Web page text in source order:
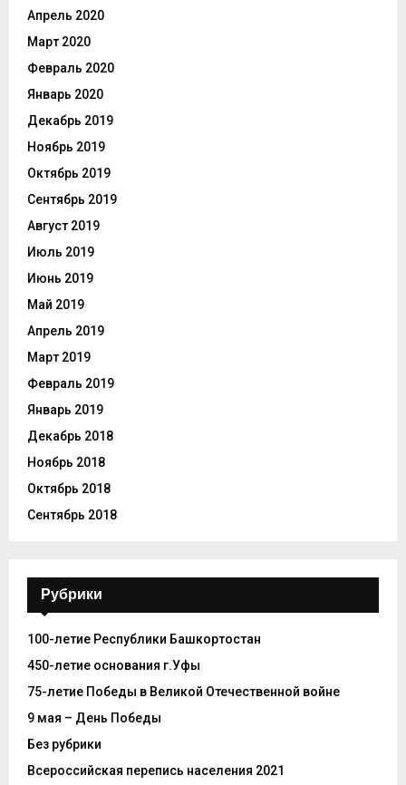
Апрель 2020
Март 2020
Февраль 2020
Январь 2020
Декабрь 2019
Ноябрь 2019
Октябрь 2019
Сентябрь 2019
Август 2019
Июль 2019
Июнь 2019
Май 2019
Апрель 2019
Март 2019
Февраль 2019
Январь 2019
Декабрь 2018
Ноябрь 2018
Октябрь 2018
Сентябрь 2018
Рубрики
100-летие Республики Башкортостан
450-летие основания г.Уфы
75-летие Победы в Великой Отечественной войне
9 мая – День Победы
Без рубрики
Всероссийская перепись населения 2021